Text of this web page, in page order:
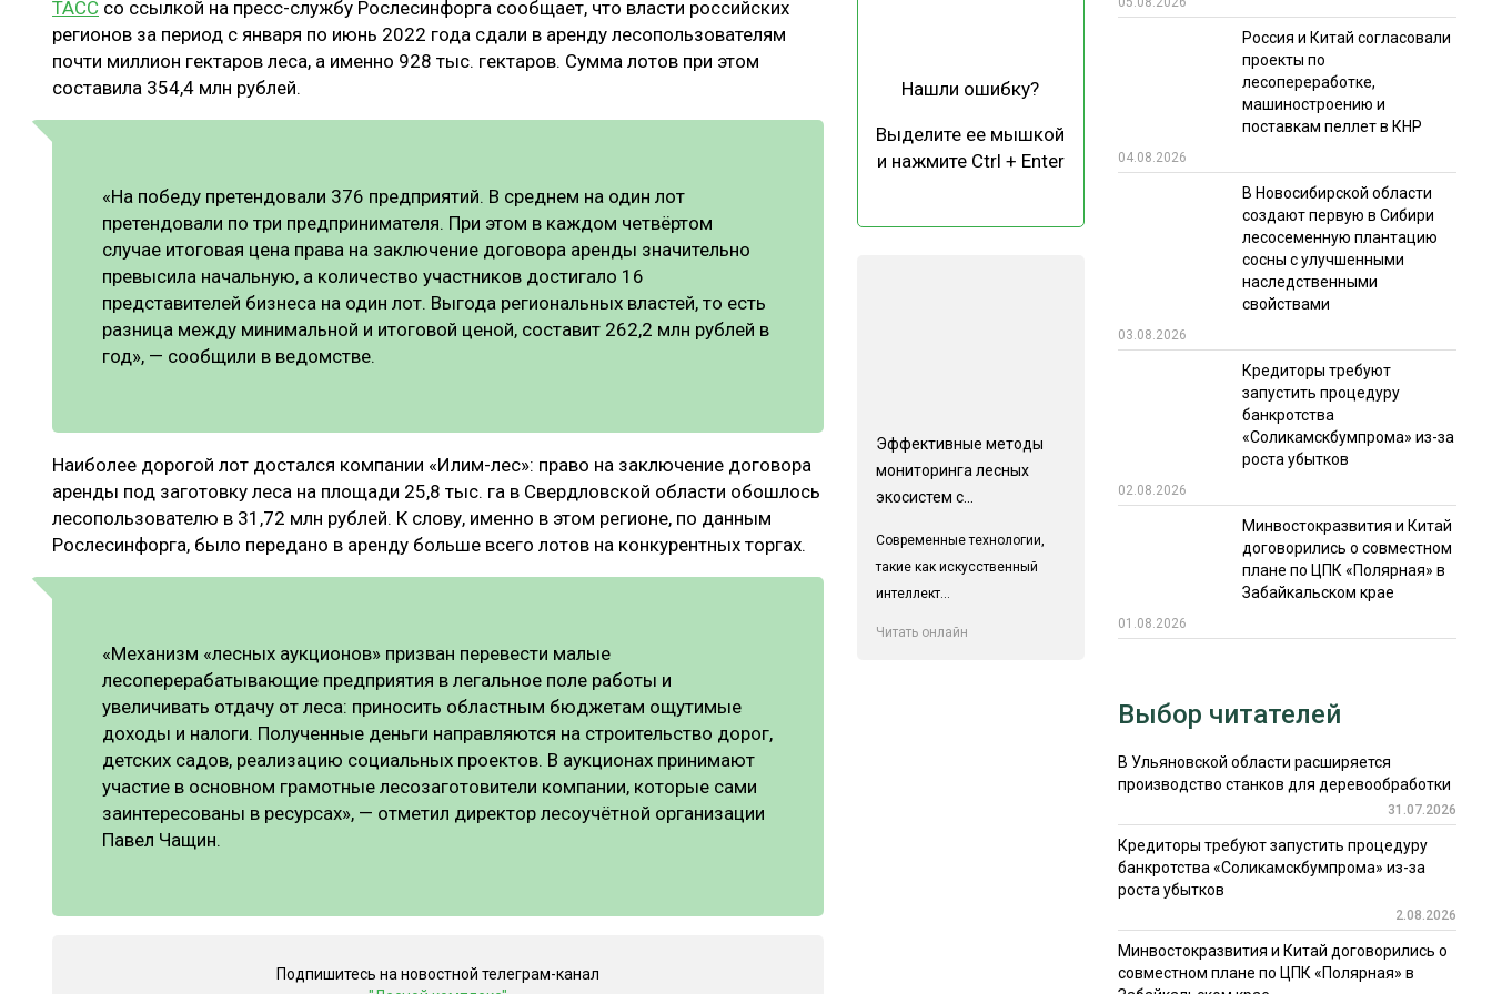
ЛЕСОВОССТАНОВЛЕНИЕ И ЗАЩИТА
ПРОИЗВОДСТВО ДРЕВЕСНЫХ ПЛИТ
СУШКА ДРЕВЕСИНЫ
МЕБЕЛЬНОЕ ПРОИЗВОДСТВО
РЫНОК
ОТРАСЛЕВАЯ ДИСКУССИЯ
ЭКСПЕРТНОЕ МНЕНИЕ
ИТОГИ МЕРОПРИЯТИЙ
ТАСС со ссылкой на пресс-службу Рослесинфорга сообщает, что власти российских
регионов за период с января по июнь 2022 года сдали в аренду лесопользователям
почти миллион гектаров леса, а именно 928 тыс. гектаров. Сумма лотов при этом
составила 354,4 млн рублей.
«На победу претендовали 376 предприятий. В среднем на один лот
претендовали по три предпринимателя. При этом в каждом четвёртом
случае итоговая цена права на заключение договора аренды значительно
превысила начальную, а количество участников достигало 16
представителей бизнеса на один лот. Выгода региональных властей, то есть
разница между минимальной и итоговой ценой, составит 262,2 млн рублей в
год», — сообщили в ведомстве.
Наиболее дорогой лот достался компании «Илим-лес»: право на заключение договора
аренды под заготовку леса на площади 25,8 тыс. га в Свердловской области обошлось
лесопользователю в 31,72 млн рублей. К слову, именно в этом регионе, по данным
Рослесинфорга, было передано в аренду больше всего лотов на конкурентных торгах.
«Механизм «лесных аукционов» призван перевести малые
лесоперерабатывающие предприятия в легальное поле работы и
увеличивать отдачу от леса: приносить областным бюджетам ощутимые
доходы и налоги. Полученные деньги направляются на строительство дорог,
детских садов, реализацию социальных проектов. В аукционах принимают
участие в основном грамотные лесозаготовители компании, которые сами
заинтересованы в ресурсах», — отметил директор лесоучётной организации
Павел Чащин.
Подпишитесь на новостной телеграм-канал
Нашли ошибку?
Выделите ее мышкой
и нажмите Ctrl + Enter
Эффективные методы
мониторинга лесных
экосистем с...
Современные технологии,
такие как искусственный
интеллект...
Читать онлайн
Россия и Китай согласовали
проекты по
лесопереработке,
машиностроению и
поставкам пеллет в КНР
04.08.2026
В Новосибирской области
создают первую в Сибири
лесосеменную плантацию
сосны с улучшенными
наследственными
свойствами
03.08.2026
Кредиторы требуют
запустить процедуру
банкротства
«Соликамскбумпрома» из-за
роста убытков
02.08.2026
Минвостокразвития и Китай
договорились о совместном
плане по ЦПК «Полярная» в
Забайкальском крае
01.08.2026
Выбор читателей
В Ульяновской области расширяется
производство станков для деревообработки
31.07.2026
Кредиторы требуют запустить процедуру
банкротства «Соликамскбумпрома» из-за
роста убытков
2.08.2026
Минвостокразвития и Китай договорились о
совместном плане по ЦПК «Полярная» в